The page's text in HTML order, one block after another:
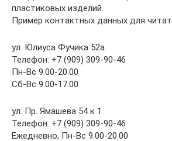
пластиковых изделий.
Пример контактных данных для
ул. Юлиуса Фучика 52а
Телефон: +7 (909) 309-90-46
Пн-Вс 9.00-20.00
Сб-Вс 9.00-17.00
ул. Пр. Ямашева 54 к 1
Телефон: +7 (909) 309-90-46
Ежедневно, Пн-Вс 9.00-20.00